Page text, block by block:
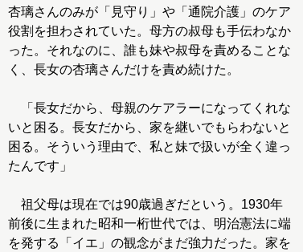
杏璃さんのみが「見守り」や「通院介護」のケア
役割を担わされていた。母方の叔母も手伝わなか
った。それなのに、誰も妹や叔母を責めることな
く、長女の杏璃さんだけを責め続けた。
「長女だから、母親のケアラーになってくれな
いと困る。長女だから、家を継いでもらわないと
困る。そういう理由で、私と妹で扱いが全く違っ
たんです」
祖父母は現在では90歳過ぎだという。1930年
前後に生まれた昭和一桁世代では、明治憲法に端
を発する「イエ」の観念がまだ強力だった。家を